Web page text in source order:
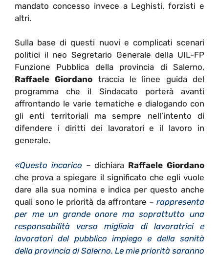
mandato concesso invece a Leghisti, forzisti e
altri.
Sulla base di questi nuovi e complicati scenari
politici il neo Segretario Generale della UIL-FP
Funzione Pubblica della provincia di Salerno,
Raffaele Giordano traccia le linee guida del
programma che il Sindacato porterà avanti
affrontando le varie tematiche e dialogando con
gli enti territoriali ma sempre nell’intento di
difendere i diritti dei lavoratori e il lavoro in
generale.
«Questo incarico – dichiara Raffaele Giordano
che prova a spiegare il significato che egli vuole
dare alla sua nomina e indica per questo anche
quali sono le priorità da affrontare – rappresenta
per me un grande onore ma soprattutto una
responsabilità verso migliaia di lavoratrici e
lavoratori del pubblico impiego e della sanità
della provincia di Salerno. Le mie priorità saranno